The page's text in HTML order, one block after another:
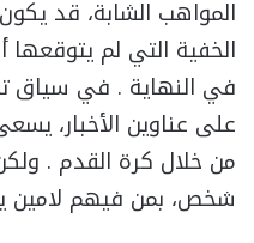
المواهب الشابة، قد
الخفية التي لم
في النهاية . في سياق
على عناوين الأخبار،
من خلال كرة القدم .
شخص، بمن فيهم لامين